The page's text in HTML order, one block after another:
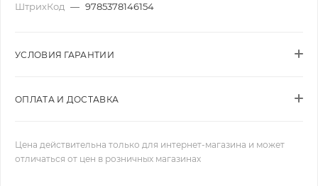
ШтрихКод — 9785378146154
УСЛОВИЯ ГАРАНТИИ
ОПЛАТА И ДОСТАВКА
Цена действительна только для интернет-магазина и может
отличаться от цен в розничных магазинах